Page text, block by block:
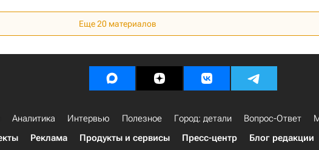
Еще 20 материалов
Аналитика Интервью Полезное Город: детали Вопрос-Ответ
Реклама Продукты и сервисы Пресс-центр Блог редакции